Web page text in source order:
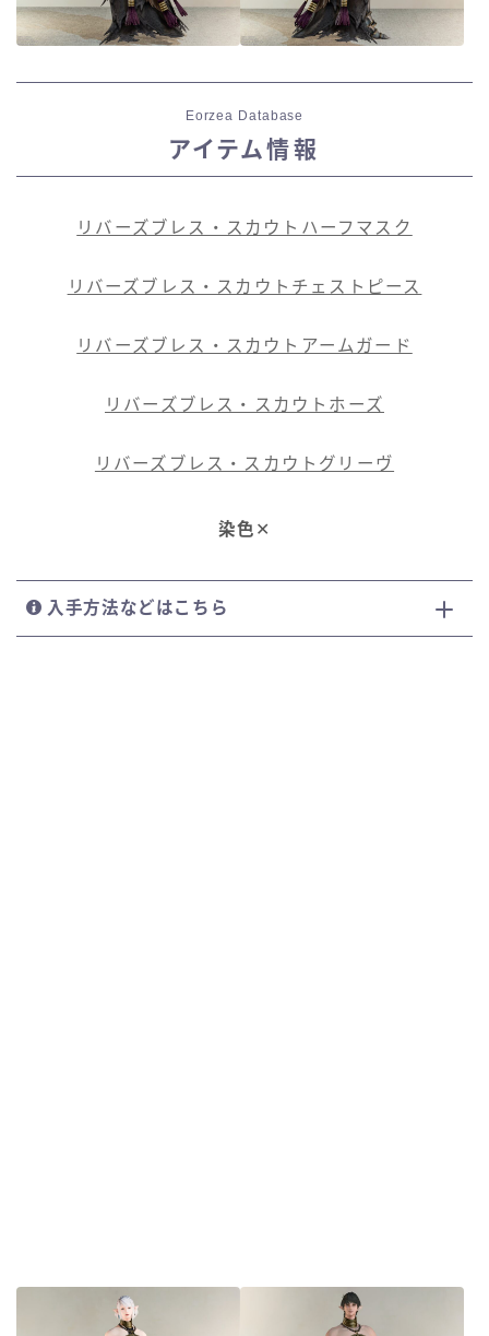
Eorzea Database
アイテム情報
リバーズブレス・スカウトハーフマスク
リバーズブレス・スカウトチェストピース
リバーズブレス・スカウトアームガード
リバーズブレス・スカウトホーズ
リバーズブレス・スカウトグリーヴ
染色 ✕
入手方法などはこちら